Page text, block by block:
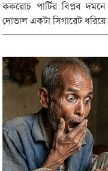
ককরোচ পার্টির বিপ্লব
দোভাল একটা সিগারেট